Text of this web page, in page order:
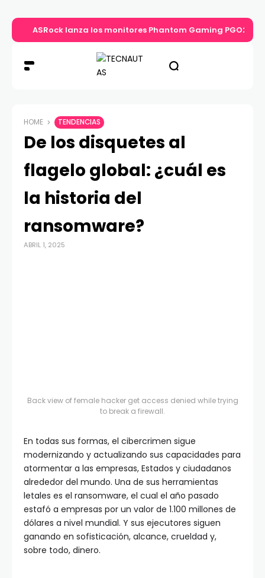
ASRock lanza los monitores Phantom Gaming
HOME TENDENCIAS
De los disquetes al
flagelo global: ¿cuál es
la historia del
ransomware?
ABRIL 1, 2025
Back view of female hacker get access denied while trying
to break a firewall.
En todas sus formas, el cibercrimen sigue
modernizando y actualizando sus capacidades para
atormentar a las empresas, Estados y ciudadanos
alrededor del mundo. Una de sus herramientas
letales es el ransomware, el cual el año pasado
estafó a empresas por un valor de 1.100 millones de
dólares a nivel mundial. Y sus ejecutores siguen
ganando en sofisticación, alcance, crueldad y,
sobre todo, dinero.